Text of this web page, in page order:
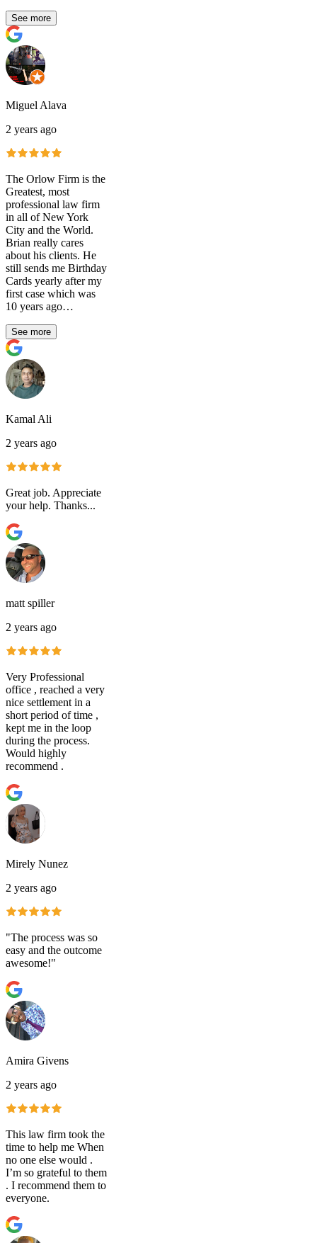
See more
Miguel Alava
2 years ago
The Orlow Firm is the
Greatest, most
professional law firm
in all of New York
City and the World.
Brian really cares
about his clients. He
still sends me Birthday
Cards yearly after my
first case which was
10 years ago…
See more
Kamal Ali
2 years ago
Great job. Appreciate
your help. Thanks...
matt spiller
2 years ago
Very Professional
office , reached a very
nice settlement in a
short period of time ,
kept me in the loop
during the process.
Would highly
recommend .
Mirely Nunez
2 years ago
"The process was so
easy and the outcome
awesome!"
Amira Givens
2 years ago
This law firm took the
time to help me When
no one else would .
I’m so grateful to them
. I recommend them to
everyone.